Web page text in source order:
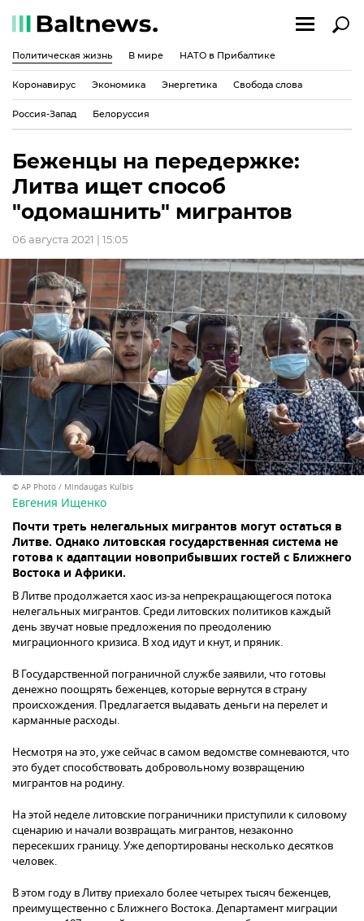
Политическая жизнь В мире НАТО в Прибалтике
Коронавирус Экономика Энергетика Свобода слова
Россия-Запад Белоруссия
Беженцы на передержке:
Литва ищет способ
"одомашнить" мигрантов
06 августа 2021 | 15:05
© AP Photo / Mindaugas Kulbis
Евгения Ищенко
Почти треть нелегальных мигрантов могут остаться в
Литве. Однако литовская государственная система не
готова к адаптации новоприбывших гостей с Ближнего
Востока и Африки.
В Литве продолжается хаос из-за непрекращающегося потока
нелегальных мигрантов. Среди литовских политиков каждый
день звучат новые предложения по преодолению
миграционного кризиса. В ход идут и кнут, и пряник.
В Государственной пограничной службе заявили, что готовы
денежно поощрять беженцев, которые вернутся в страну
происхождения. Предлагается выдавать деньги на перелет и
карманные расходы.
Несмотря на это, уже сейчас в самом ведомстве сомневаются, что
это будет способствовать добровольному возвращению
мигрантов на родину.
На этой неделе литовские пограничники приступили к силовому
сценарию и начали возвращать мигрантов, незаконно
пересекших границу. Уже депортированы несколько десятков
человек.
В этом году в Литву приехало более четырех тысяч беженцев,
преимущественно с Ближнего Востока. Департамент миграции